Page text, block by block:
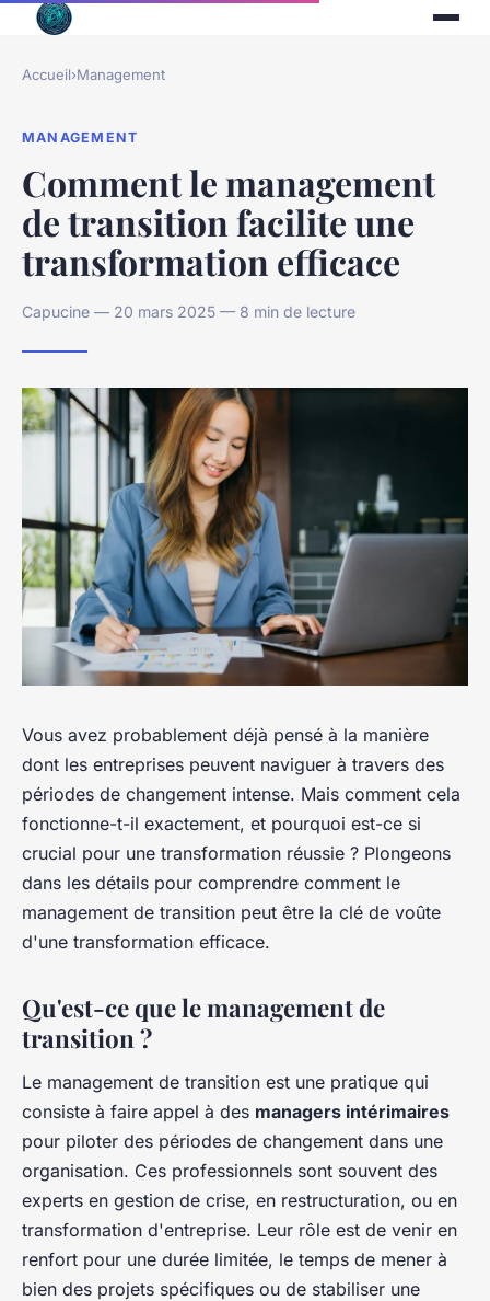
Accueil›Management
MANAGEMENT
Comment le management
de transition facilite une
transformation efficace
Capucine — 20 mars 2025 — 8 min de lecture
Vous avez probablement déjà pensé à la manière
dont les entreprises peuvent naviguer à travers des
périodes de changement intense. Mais comment cela
fonctionne-t-il exactement, et pourquoi est-ce si
crucial pour une transformation réussie ? Plongeons
dans les détails pour comprendre comment le
management de transition peut être la clé de voûte
d'une transformation efficace.
Qu'est-ce que le management de
transition ?
Le management de transition est une pratique qui
consiste à faire appel à des managers intérimaires
pour piloter des périodes de changement dans une
organisation. Ces professionnels sont souvent des
experts en gestion de crise, en restructuration, ou en
transformation d'entreprise. Leur rôle est de venir en
renfort pour une durée limitée, le temps de mener à
bien des projets spécifiques ou de stabiliser une